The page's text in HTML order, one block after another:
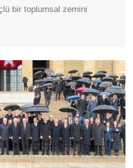
bir toplumsal zemini